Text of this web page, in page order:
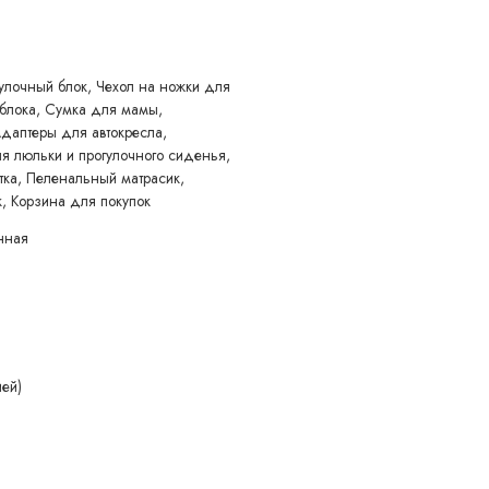
высоту под свой рост. Достаточно нажать две клавиши
и мягкий ход обеспечивает амортизации коляски Tutis Novo
например, при езде по песку или снегу, их можно
бокам и потяните их наверх. Коляска сложится и займет совсем
ECE R44/04 и имеет все необходимые сертификаты.
блок, Чехол на ножки для
блока, Сумка для мамы,
для автокресла,
и прогулочного сиденья,
Пеленальный матрасик,
Корзина для покупок